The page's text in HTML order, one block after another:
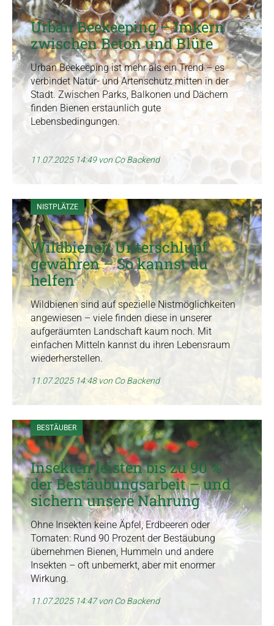
Urban Beekeeping – Imkern
zwischen Beton und Blüte
Urban Beekeeping ist mehr als ein Trend – es
verbindet Natur- und Artenschutz mitten in der
Stadt. Zwischen Parks, Balkonen und Dächern
finden Bienen erstaunlich gute
Lebensbedingungen.
11.07.2025 14:49von Co Backend
NISTPLÄTZE
Wildbienen Unterschlupf
gewähren – So kannst du
helfen
Wildbienen sind auf spezielle Nistmöglichkeiten
angewiesen – viele finden diese in unserer
aufgeräumten Landschaft kaum noch. Mit
einfachen Mitteln kannst du ihren Lebensraum
wiederherstellen.
11.07.2025 14:48von Co Backend
BESTÄUBER
Insekten leisten bis zu 90 %
der Bestäubungsarbeit – und
sichern unsere Nahrung
Ohne Insekten keine Äpfel, Erdbeeren oder
Tomaten: Rund 90 Prozent der Bestäubung
übernehmen Bienen, Hummeln und andere
Insekten – oft unbemerkt, aber mit enormer
Wirkung.
11.07.2025 14:47von Co Backend